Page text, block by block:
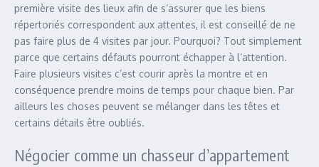
première visite des lieux afin de s’assurer que les biens
répertoriés correspondent aux attentes, il est conseillé de ne
pas faire plus de 4 visites par jour. Pourquoi? Tout simplement
parce que certains défauts pourront échapper à l’attention.
Faire plusieurs visites c’est courir après la montre et en
conséquence prendre moins de temps pour chaque bien. Par
ailleurs les choses peuvent se mélanger dans les têtes et
certains détails être oubliés.
Négocier comme un chasseur d’appartement